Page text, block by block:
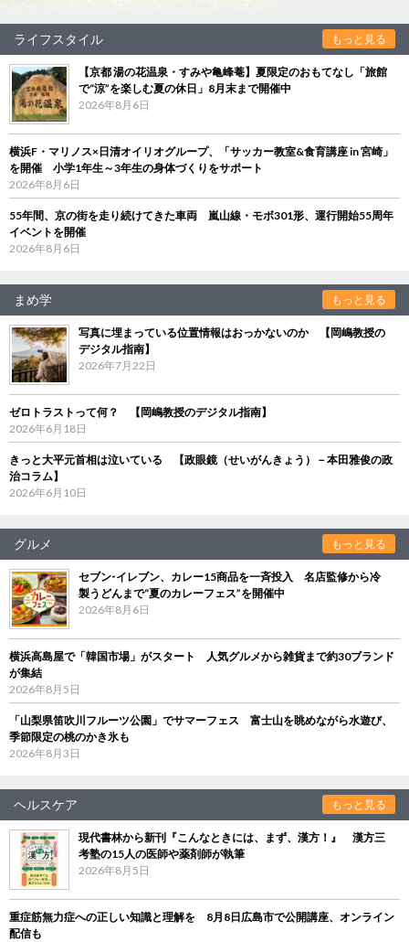
ライフスタイル もっと見る
【京都 湯の花温泉・すみや亀峰菴】夏限定のおもてなし「旅館
で“涼”を楽しむ夏の休日」8月末まで開催中
2026年8月6日
横浜F・マリノス×日清オイリオグループ、「サッカー教室&食育講座 in 宮崎」
を開催 小学1年生～3年生の身体づくりをサポート
2026年8月6日
55年間、京の街を走り続けてきた車両 嵐山線・モボ301形、運行開始55周年
イベントを開催
2026年8月6日
まめ学 もっと見る
写真に埋まっている位置情報はおっかないのか 【岡嶋教授の
デジタル指南】
2026年7月22日
ゼロトラストって何？ 【岡嶋教授のデジタル指南】
2026年6月18日
きっと大平元首相は泣いている 【政眼鏡（せいがんきょう）－本田雅俊の政
治コラム】
2026年6月10日
グルメ もっと見る
セブン‐イレブン、カレー15商品を一斉投入 名店監修から冷
製うどんまで“夏のカレーフェス”を開催中
2026年8月6日
横浜高島屋で「韓国市場」がスタート 人気グルメから雑貨まで約30ブランド
が集結
2026年8月5日
「山梨県笛吹川フルーツ公園」でサマーフェス 富士山を眺めながら水遊び、
季節限定の桃のかき氷も
2026年8月3日
ヘルスケア もっと見る
現代書林から新刊『こんなときには、まず、漢方！』 漢方三
考塾の15人の医師や薬剤師が執筆
2026年8月5日
重症筋無力症への正しい知識と理解を 8月8日広島市で公開講座、オンライン
配信も